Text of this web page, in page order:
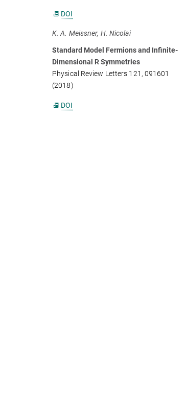
DOI
K. A. Meissner, H. Nicolai
Standard Model Fermions and Infinite-
Dimensional R Symmetries
Physical Review Letters 121, 091601
(2018)
DOI